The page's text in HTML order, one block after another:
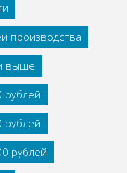
производства
выше
рублей
рублей
рублей